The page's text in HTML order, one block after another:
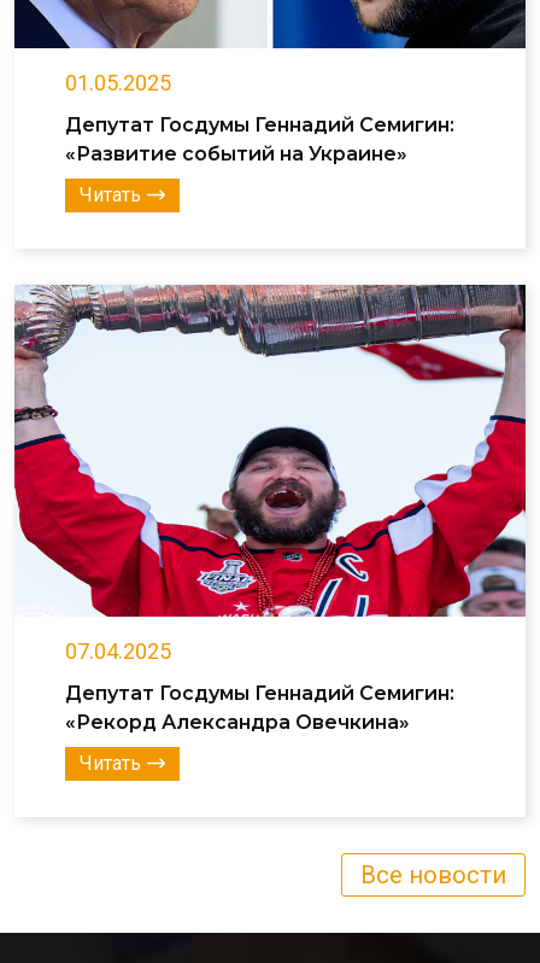
01.05.2025
Депутат Госдумы Геннадий Семигин:
«Развитие событий на Украине»
Читать
07.04.2025
Депутат Госдумы Геннадий Семигин:
«Рекорд Александра Овечкина»
Читать
Все новости